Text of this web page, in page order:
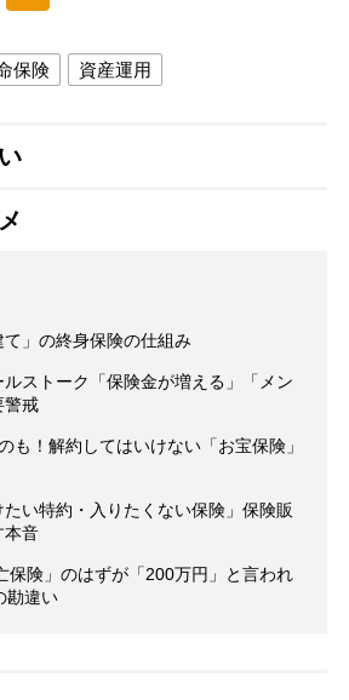
保険 資産運用
て」の終身保険の仕組み
ストーク「保険金が増える」「メン
警戒
も！解約してはいけない「お宝保険」
い特約・入りたくない保険」保険販
本音
保険」のはずが「200万円」と言われ
勘違い